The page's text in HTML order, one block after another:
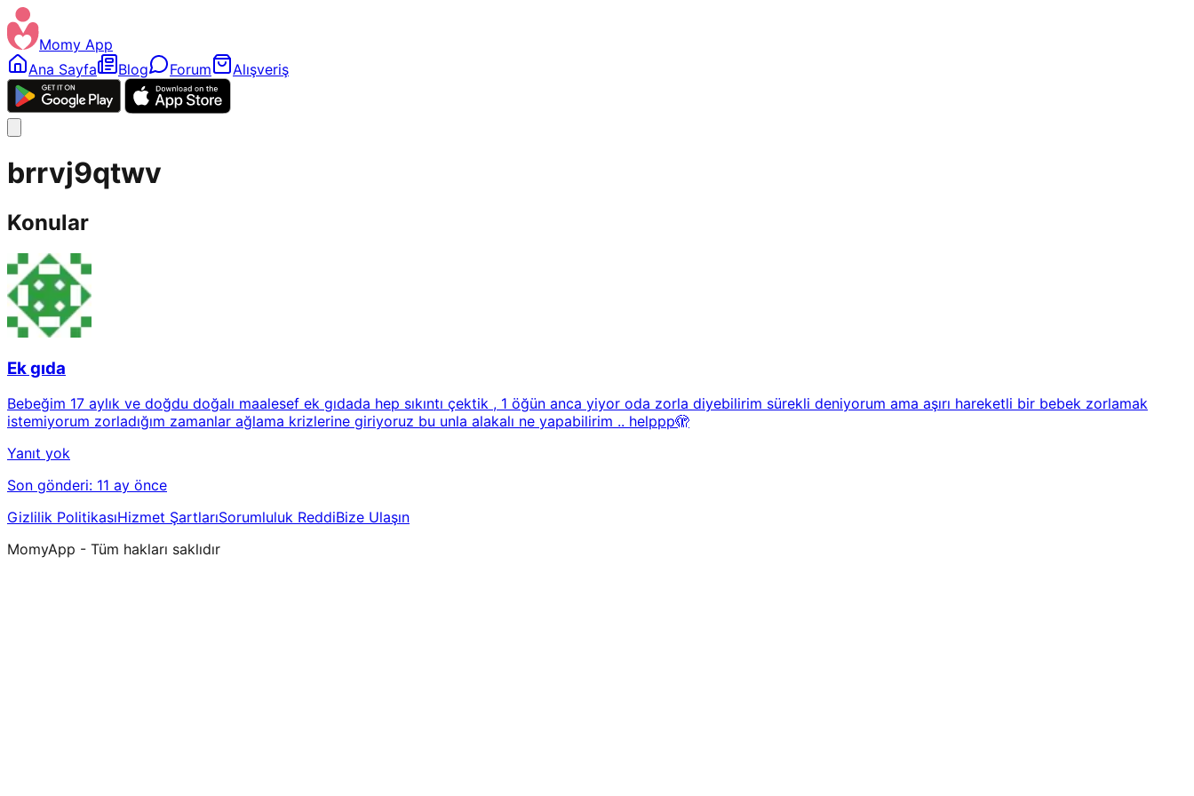
Momy App
Ana Sayfa
Blog Forum Alışveriş
brrvj9qtwv
Konular
Ek gıda
Bebeğim 17 aylık ve doğdu doğalı maalesef ek gıdada hep sıkıntı çektik , 1 öğün anca yiyor oda zorla diyebilirim sürekli deniyorum ama aşırı hareketli bir bebek zorlamak
istemiyorum zorladığım zamanlar ağlama krizlerine giriyoruz bu unla alakalı ne yapabilirim .. helppp🫣
Yanıt yok
Son gönderi: 11 ay önce
Gizlilik PolitikasıHizmet ŞartlarıSorumluluk ReddiBize Ulaşın
MomyApp - Tüm hakları saklıdır